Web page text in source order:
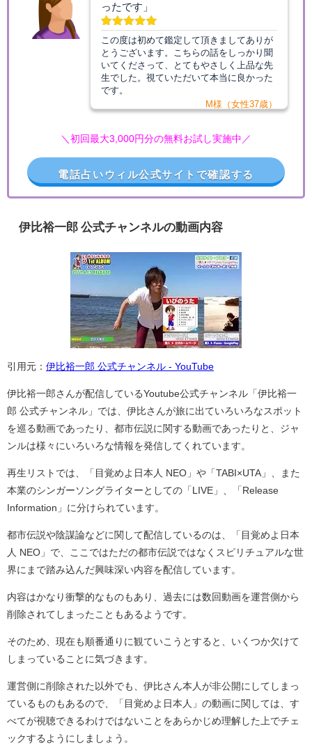
ったです」
この度は初めて鑑定して頂きましてありが
とうございます。こちらの話をしっかり聞
いてくださって、とてもやさしく上品な先
生でした。視ていただいて本当に良かった
です。
M様（女性37歳）
＼初回最大3,000円分の無料お試し実施中／
電話占いウィル公式サイトで確認する
伊比裕一郎 公式チャンネルの動画内容
引用元： 伊比裕一郎 公式チャンネル - YouTube
伊比裕一郎さんが配信しているYoutube公式チャンネル「伊比裕一
郎 公式チャンネル」では、伊比さんが旅に出ていろいろなスポット
を巡る動画であったり、都市伝説に関する動画であったりと、ジャ
ンルは様々にいろいろな情報を発信してくれています。
再生リストでは、「目覚めよ日本人 NEO」や「TABI×UTA」、また
本業のシンガーソングライターとしての「LIVE」、「Release
Information」に分けられています。
都市伝説や陰謀論などに関して配信しているのは、「目覚めよ日本
人 NEO」で、ここではただの都市伝説ではなくスピリチュアルな世
界にまで踏み込んだ興味深い内容を配信しています。
内容はかなり衝撃的なものもあり、過去には数回動画を運営側から
削除されてしまったこともあるようです。
そのため、現在も順番通りに観ていこうとすると、いくつか欠けて
しまっていることに気づきます。
運営側に削除された以外でも、伊比さん本人が非公開にしてしまっ
ているものもあるので、「目覚めよ日本人」の動画に関しては、す
べてが視聴できるわけではないことをあらかじめ理解した上でチェ
ックするようにしましょう。